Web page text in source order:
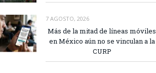
7 AGOSTO, 2026
Más de la mitad de líneas móviles
en México aún no se vinculan a la
CURP